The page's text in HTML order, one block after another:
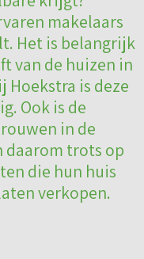
makelaars
Het is belangrijk
van de huizen in
Hoekstra is deze
Ook is de
in de
daarom trots op
die hun huis
verkopen.